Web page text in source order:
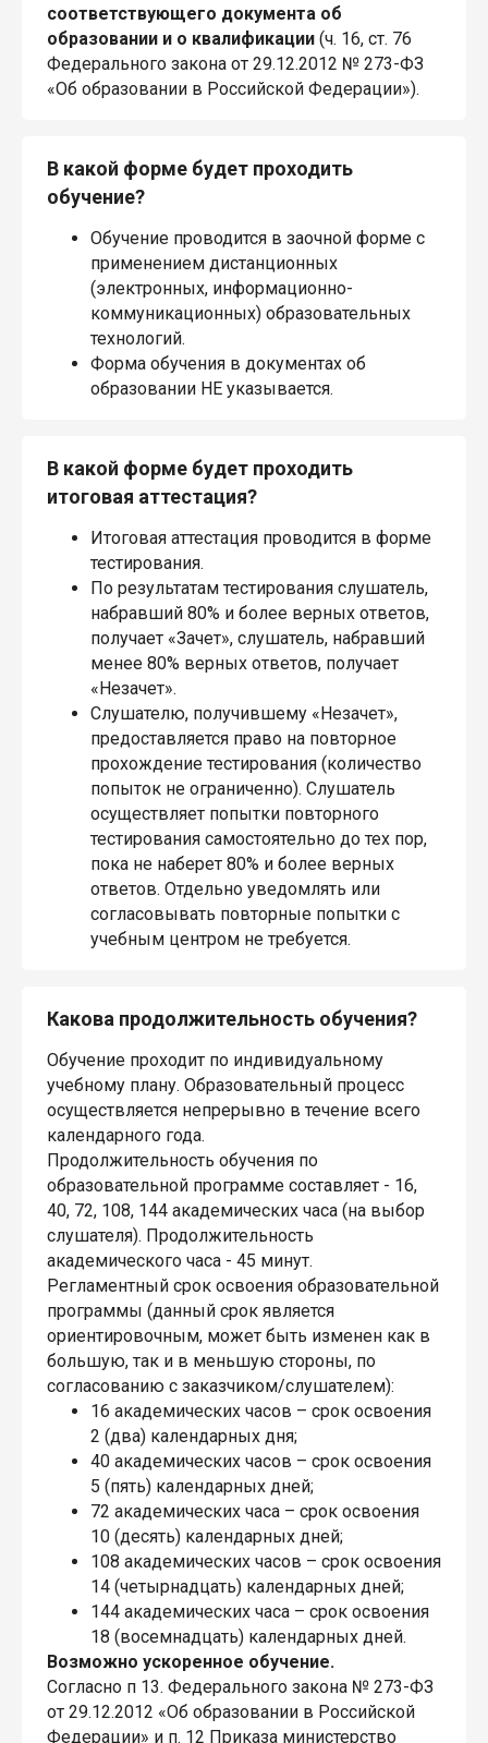
соответствующего документа об
образовании и о квалификации (ч. 16, ст. 76
Федерального закона от 29.12.2012 № 273-ФЗ
«Об образовании в Российской Федерации»).
В какой форме будет проходить
обучение?
Обучение проводится в заочной форме с
применением дистанционных
(электронных, информационно-
коммуникационных) образовательных
технологий.
Форма обучения в документах об
образовании НЕ указывается.
В какой форме будет проходить
итоговая аттестация?
Итоговая аттестация проводится в форме
тестирования.
По результатам тестирования слушатель,
набравший 80% и более верных ответов,
получает «Зачет», слушатель, набравший
менее 80% верных ответов, получает
«Незачет».
Слушателю, получившему «Незачет»,
предоставляется право на повторное
прохождение тестирования (количество
попыток не ограниченно). Слушатель
осуществляет попытки повторного
тестирования самостоятельно до тех пор,
пока не наберет 80% и более верных
ответов. Отдельно уведомлять или
согласовывать повторные попытки с
учебным центром не требуется.
Какова продолжительность обучения?
Обучение проходит по индивидуальному
учебному плану. Образовательный процесс
осуществляется непрерывно в течение всего
календарного года.
Продолжительность обучения по
образовательной программе составляет - 16,
40, 72, 108, 144 академических часа (на выбор
слушателя). Продолжительность
академического часа - 45 минут.
Регламентный срок освоения образовательной
программы (данный срок является
ориентировочным, может быть изменен как в
большую, так и в меньшую стороны, по
согласованию с заказчиком/слушателем):
16 академических часов – срок освоения
2 (два) календарных дня;
40 академических часов – срок освоения
5 (пять) календарных дней;
72 академических часа – срок освоения
10 (десять) календарных дней;
108 академических часов – срок освоения
14 (четырнадцать) календарных дней;
144 академических часа – срок освоения
18 (восемнадцать) календарных дней.
Возможно ускоренное обучение.
Согласно п 13. Федерального закона № 273-ФЗ
от 29.12.2012 «Об образовании в Российской
Федерации» и п. 12 Приказа министерство